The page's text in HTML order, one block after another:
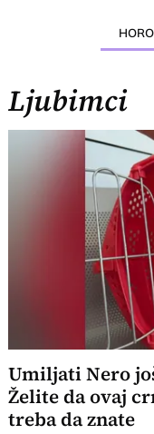
Ljubimci
Umiljati Nero
Želite da ovaj
treba da znate